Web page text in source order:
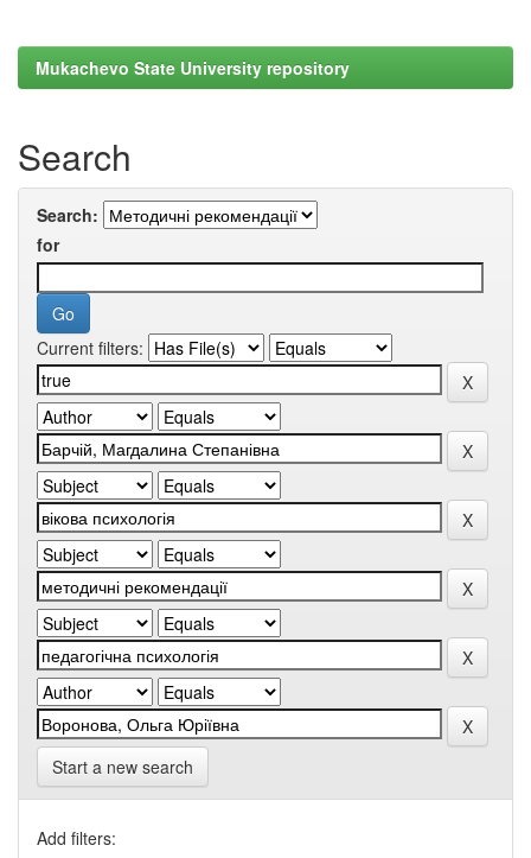
Mukachevo State University repository
Search
Search:
for
Current filters:
Start a new search
Add filters: